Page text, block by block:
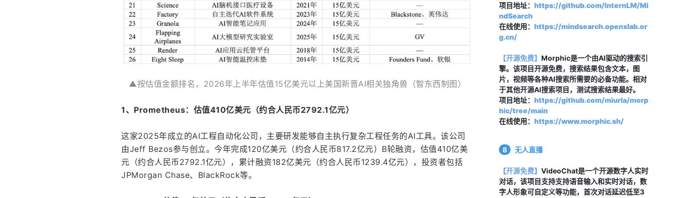
▲按估值金额排名，2026年上半年估值15亿美元以上美国新晋AI相关独角兽（智东西制图）
1、Prometheus：估值410亿美元（约合人民币2792.1亿元）
这家2025年成立的AI工程自动化公司，主要研发能够自主执行复杂工程任务的AI工具。该公司
由Jeff Bezos参与创立。今年完成120亿美元（约合人民币817.2亿元）B轮融资，估值410亿美
元（约合人民币2792.1亿元），累计融资182亿美元（约合人民币1239.4亿元），投资者包括
JPMorgan Chase、BlackRock等。
项目地址： https://github.com/InternLM/Mi
ndSearch
在线使用： https://mindsearch.openxlab.or
g.cn/
【开源免费】 Morphic是一个由AI驱动的搜索引
擎。该项目开源免费，搜索结果包含文本，图
片，视频等各种AI搜索所需要的必备功能。相对
于其他开源AI搜索项目，测试搜索结果最好。
项目地址： https://github.com/miurla/morp
hic/tree/main
在线使用： https://www.morphic.sh/
8 无人直播
【开源免费】 VideoChat是一个开源数字人实时
对话，该项目支持支持语音输入和实时对话，数
字人形象可自定义等功能， 首次对话延迟低至3